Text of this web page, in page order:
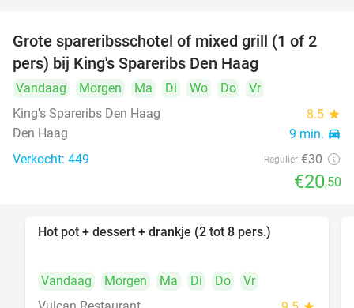
32%
Grote spareribsschotel of mixed grill (1 of 2
pers) bij King's Spareribs Den Haag
Vandaag Morgen Ma Di Wo Do
Vr
King's Spareribs Den Haag
8.5 star
Den Haag 9 min. directions_car
Verkocht: 449 Regulier €30
€20,50
Hot pot + dessert + drankje (2 tot 8 pers.)
Vandaag Morgen Ma Di Do
Vr